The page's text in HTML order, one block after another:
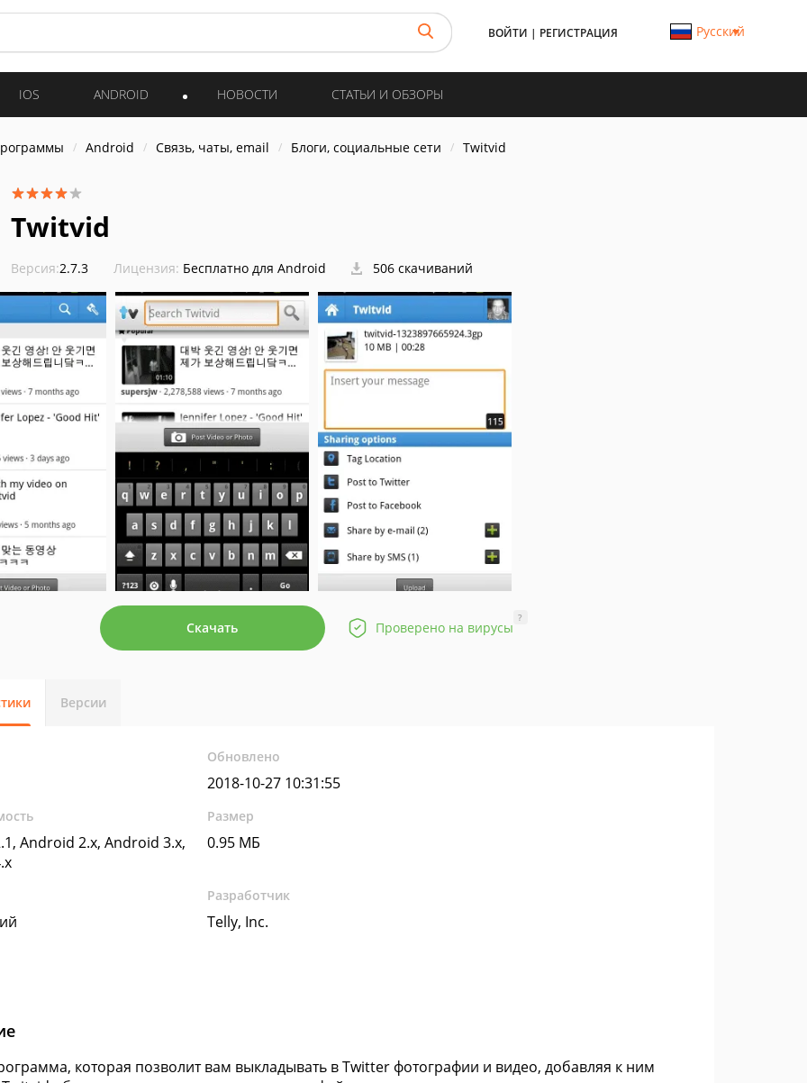
ВОЙТИ | РЕГИСТРАЦИЯ Русский
IOS ANDROID НОВОСТИ СТАТЬИ И ОБЗОРЫ
Android Связь, чаты, email Блоги, социальные сети Twitvid
Twitvid
Версия:2.7.3 Лицензия: Бесплатно для Android 506 скачиваний
Скачать Проверено на вирусы
?
Версии
Обновлено
2018-10-27 10:31:55
Android 2.x, Android 3.x,
Размер
0.95 МБ
Разработчик
Telly, Inc.
которая позволит вам выкладывать в Twitter фотографии и видео, добавляя к ним